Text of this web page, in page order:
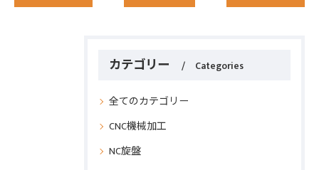
カテゴリー Categories
全てのカテゴリー
CNC機械加工
NC旋盤